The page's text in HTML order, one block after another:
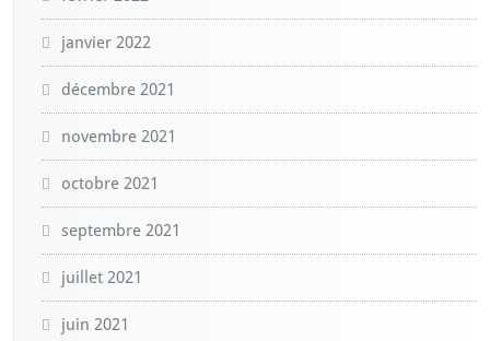
janvier 2022
décembre 2021
novembre 2021
octobre 2021
septembre 2021
juillet 2021
juin 2021